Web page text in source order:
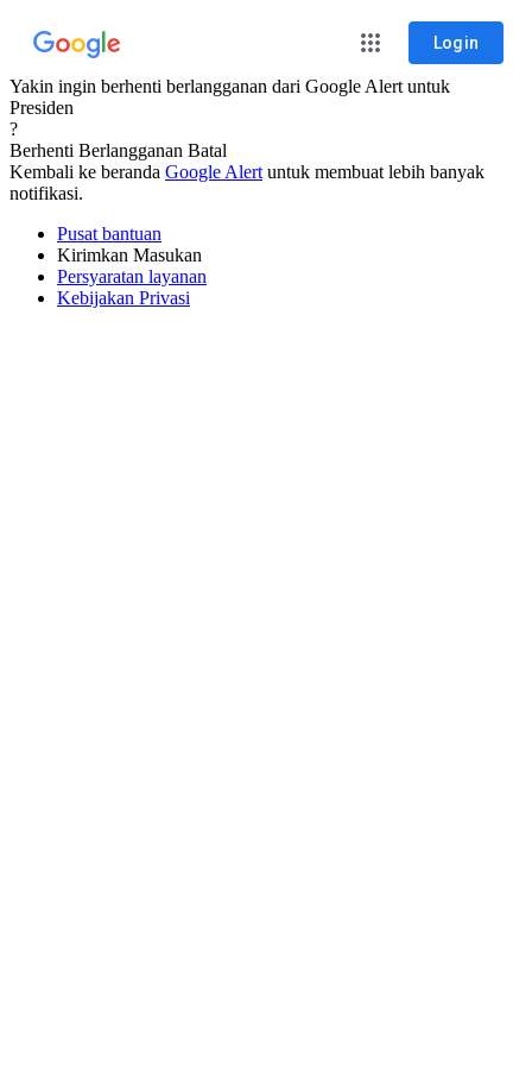
Login
Yakin ingin berhenti berlangganan dari Google Alert untuk
Presiden
?
Berhenti Berlangganan Batal
Kembali ke beranda Google Alert untuk membuat lebih banyak
notifikasi.
Pusat bantuan
Kirimkan Masukan
Persyaratan layanan
Kebijakan Privasi